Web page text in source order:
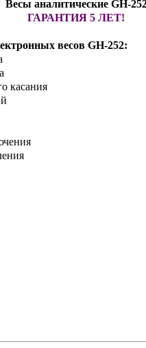
Весы аналитические GH-
ГАРАНТИЯ 5 ЛЕТ!
весов GH-252:
касания